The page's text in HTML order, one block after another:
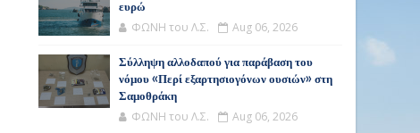
ευρώ
ΦΩΝΗ του Λ.Σ. Aug 06, 2026
Σύλληψη αλλοδαπού για παράβαση του
νόμου «Περί εξαρτησιογόνων ουσιών» στη
Σαμοθράκη
ΦΩΝΗ του Λ.Σ. Aug 06, 2026